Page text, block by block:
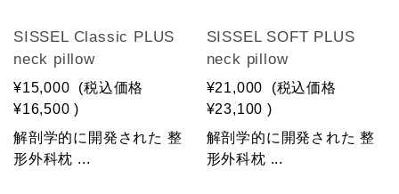
SISSEL Classic PLUS
neck pillow
¥15,000
(税込価格
¥16,500 )
解剖学的に開発された 整
形外科枕 ...
SISSEL SOFT PLUS
neck pillow
¥21,000
(税込価格
¥23,100 )
解剖学的に開発された 整
形外科枕 ...